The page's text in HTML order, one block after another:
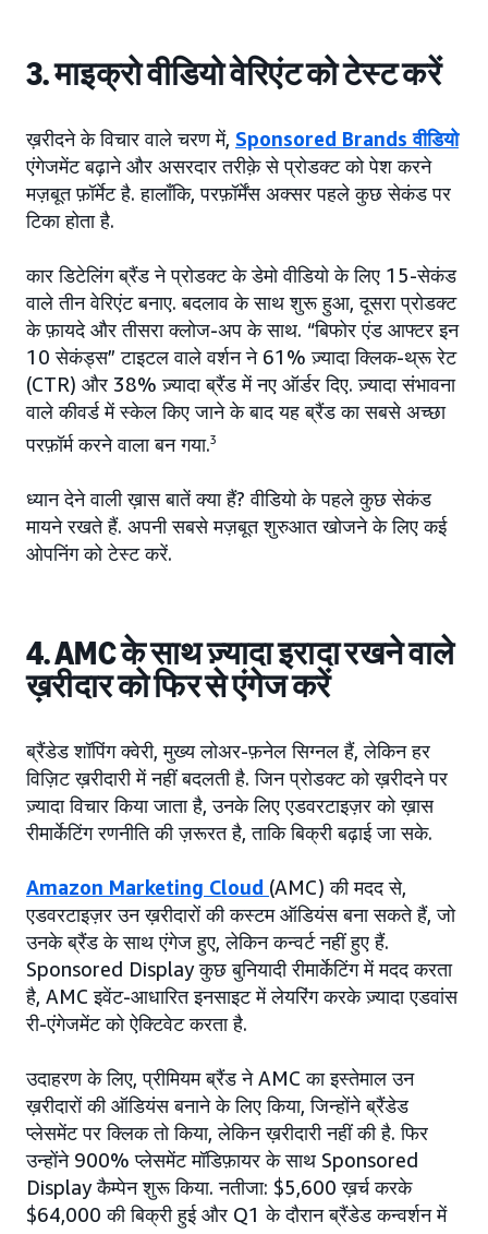
3. माइक्रो वीडियो वेरिएंट को टेस्ट करें
ख़रीदने के विचार वाले चरण में, Sponsored Brands वीडियो
एंगेजमेंट बढ़ाने और असरदार तरीक़े से प्रोडक्ट को पेश करने
मज़बूत फ़ॉर्मेट है. हालाँकि, परफ़ॉर्मेंस अक्सर पहले कुछ सेकंड पर
टिका होता है.
कार डिटेलिंग ब्रैंड ने प्रोडक्ट के डेमो वीडियो के लिए 15-सेकंड
वाले तीन वेरिएंट बनाए. बदलाव के साथ शुरू हुआ, दूसरा प्रोडक्ट
के फ़ायदे और तीसरा क्लोज-अप के साथ. “बिफोर एंड आफ्टर इन
10 सेकंड्स” टाइटल वाले वर्शन ने 61% ज़्यादा क्लिक-थ्रू रेट
(CTR) और 38% ज़्यादा ब्रैंड में नए ऑर्डर दिए. ज़्यादा संभावना
वाले कीवर्ड में स्केल किए जाने के बाद यह ब्रैंड का सबसे अच्छा
परफ़ॉर्म करने वाला बन गया.3
ध्यान देने वाली ख़ास बातें क्या हैं? वीडियो के पहले कुछ सेकंड
मायने रखते हैं. अपनी सबसे मज़बूत शुरुआत खोजने के लिए कई
ओपनिंग को टेस्ट करें.
4. AMC के साथ ज़्यादा इरादा रखने वाले
ख़रीदार को फिर से एंगेज करें
ब्रैंडेड शॉपिंग क्वेरी, मुख्य लोअर-फ़नेल सिग्नल हैं, लेकिन हर
विज़िट ख़रीदारी में नहीं बदलती है. जिन प्रोडक्ट को ख़रीदने पर
ज़्यादा विचार किया जाता है, उनके लिए एडवरटाइज़र को ख़ास
रीमार्केटिंग रणनीति की ज़रूरत है, ताकि बिक्री बढ़ाई जा सके.
Amazon Marketing Cloud (AMC) की मदद से,
एडवरटाइज़र उन ख़रीदारों की कस्टम ऑडियंस बना सकते हैं, जो
उनके ब्रैंड के साथ एंगेज हुए, लेकिन कन्वर्ट नहीं हुए हैं.
Sponsored Display कुछ बुनियादी रीमार्केटिंग में मदद करता
है, AMC इवेंट-आधारित इनसाइट में लेयरिंग करके ज़्यादा एडवांस
री-एंगेजमेंट को ऐक्टिवेट करता है.
उदाहरण के लिए, प्रीमियम ब्रैंड ने AMC का इस्तेमाल उन
ख़रीदारों की ऑडियंस बनाने के लिए किया, जिन्होंने ब्रैंडेड
प्लेसमेंट पर क्लिक तो किया, लेकिन ख़रीदारी नहीं की है. फिर
उन्होंने 900% प्लेसमेंट मॉडिफ़ायर के साथ Sponsored
Display कैम्पेन शुरू किया. नतीजा: $5,600 ख़र्च करके
$64,000 की बिक्री हुई और Q1 के दौरान ब्रैंडेड कन्वर्शन में